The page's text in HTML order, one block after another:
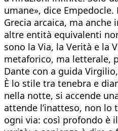
umane», dice
Grecia arcaica, ma
altre entità equivalenti
sono la Via, la Verità e la
metaforico, ma letterale,
Dante con a guida
È lo stile tra tenebra e
nella notte, si accende
attende l’inatteso, non lo
ogni via: così profondo è